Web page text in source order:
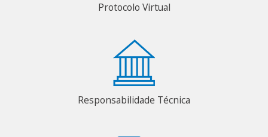
Protocolo Virtual
Responsabilidade Técnica